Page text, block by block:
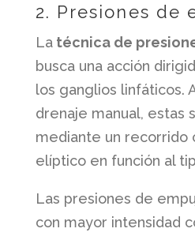
2. Presiones de
Latécnica de
busca una acción
los ganglios linfáticos.
drenaje manual, estas
mediante un recorrido
elíptico en función al
Las presiones de
con mayor intensidad